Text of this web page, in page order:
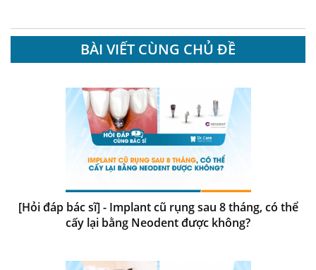
BÀI VIẾT CÙNG CHỦ ĐỀ
[Hỏi đáp bác sĩ] - Implant cũ rụng sau 8 tháng, có thể
cấy lại bằng Neodent được không?